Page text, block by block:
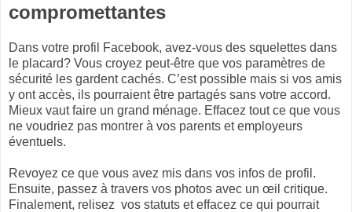
compromettantes
Dans votre profil Facebook, avez-vous des squelettes dans
le placard? Vous croyez peut-être que vos paramètres de
sécurité les gardent cachés. C’est possible mais si vos amis
y ont accès, ils pourraient être partagés sans votre accord.
Mieux vaut faire un grand ménage. Effacez tout ce que vous
ne voudriez pas montrer à vos parents et employeurs
éventuels.
Revoyez ce que vous avez mis dans vos infos de profil.
Ensuite, passez à travers vos photos avec un œil critique.
Finalement, relisez vos statuts et effacez ce qui pourrait